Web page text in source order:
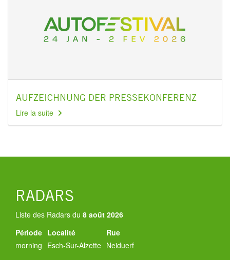
AUFZEICHNUNG DER PRESSEKONFERENZ
Lire la suite
RADARS
Liste des Radars du 8 août 2026
Période Localité
Rue
morning Esch-Sur-Alzette Neiduerf